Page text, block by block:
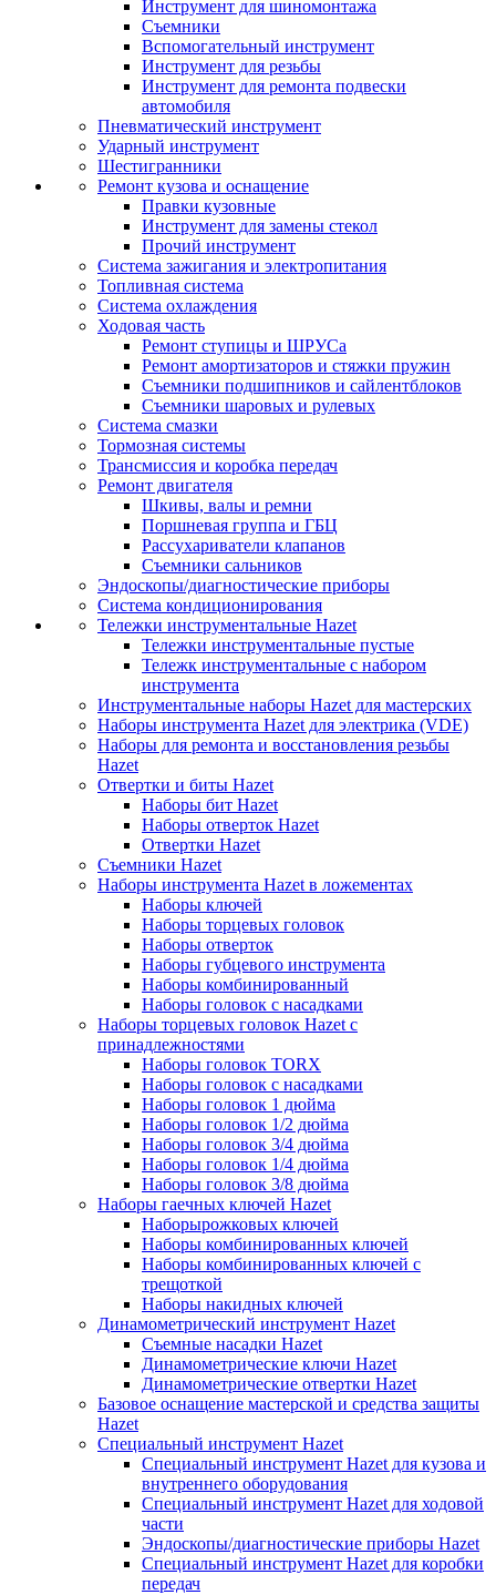
Инструмент для шиномонтажа
Съемники
Вспомогательный инструмент
Инструмент для резьбы
Инструмент для ремонта подвески
автомобиля
Пневматический инструмент
Ударный инструмент
Шестигранники
Ремонт кузова и оснащение
Правки кузовные
Инструмент для замены стекол
Прочий инструмент
Система зажигания и электропитания
Топливная система
Система охлаждения
Ходовая часть
Ремонт ступицы и ШРУСа
Ремонт амортизаторов и стяжки пружин
Съемники подшипников и сайлентблоков
Съемники шаровых и рулевых
Система смазки
Тормозная системы
Трансмиссия и коробка передач
Ремонт двигателя
Шкивы, валы и ремни
Поршневая группа и ГБЦ
Рассухариватели клапанов
Съемники сальников
Эндоскопы/диагностические приборы
Система кондиционирования
Тележки инструментальные Hazet
Тележки инструментальные пустые
Тележк инструментальные с набором
инструмента
Инструментальные наборы Hazet для мастерских
Наборы инструмента Hazet для электрика (VDE)
Наборы для ремонта и восстановления резьбы
Hazet
Отвертки и биты Hazet
Наборы бит Hazet
Наборы отверток Hazet
Отвертки Hazet
Съемники Hazet
Наборы инструмента Hazet в ложементах
Наборы ключей
Наборы торцевых головок
Наборы отверток
Наборы губцевого инструмента
Наборы комбинированный
Наборы головок с насадками
Наборы торцевых головок Hazet с
принадлежностями
Наборы головок TORX
Наборы головок с насадками
Наборы головок 1 дюйма
Наборы головок 1/2 дюйма
Наборы головок 3/4 дюйма
Наборы головок 1/4 дюйма
Наборы головок 3/8 дюйма
Наборы гаечных ключей Hazet
Наборырожковых ключей
Наборы комбинированных ключей
Наборы комбинированных ключей с
трещоткой
Наборы накидных ключей
Динамометрический инструмент Hazet
Съемные насадки Hazet
Динамометрические ключи Hazet
Динамометрические отвертки Hazet
Базовое оснащение мастерской и средства защиты
Hazet
Специальный инструмент Hazet
Специальный инструмент Hazet для кузова и
внутреннего оборудования
Специальный инструмент Hazet для ходовой
части
Эндоскопы/диагностические приборы Hazet
Специальный инструмент Hazet для коробки
передач